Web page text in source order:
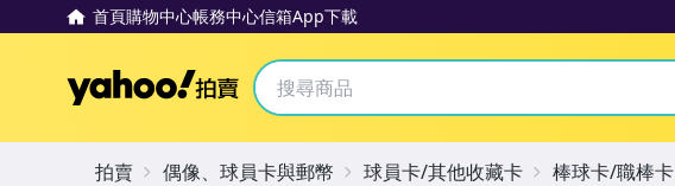
首頁購物中心帳務中心信箱App下載
Yahoo拍賣
拍賣 偶像、球員卡與郵幣 球員卡/其他收藏卡 棒球卡/職棒卡